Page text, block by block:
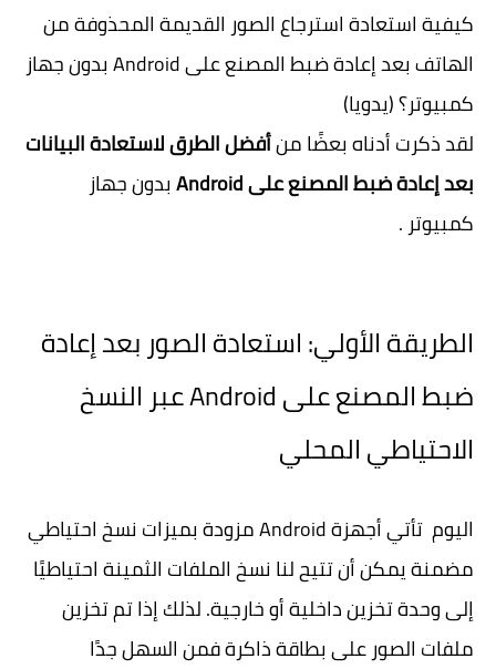
كيفية استعادة استرجاع الصور القديمة المحذوفة من
الهاتف بعد إعادة ضبط المصنع على Android بدون جهاز
كمبيوتر؟ (يدويا)
لقد ذكرت أدناه بعضًا منأفضل الطرق لاستعادة البيانات
بعد إعادة ضبط المصنع على Android
بدون جهاز
كمبيوتر .
الطريقة الأولي: استعادة الصور بعد إعادة
ضبط المصنع على Android عبر النسخ
الاحتياطي المحلي
اليوم تأتي أجهزة Android مزودة بميزات نسخ احتياطي
مضمنة يمكن أن تتيح لنا نسخ الملفات الثمينة احتياطيًا
إلى وحدة تخزين داخلية أو خارجية. لذلك إذا تم تخزين
ملفات الصور على بطاقة ذاكرة فمن السهل جدًا